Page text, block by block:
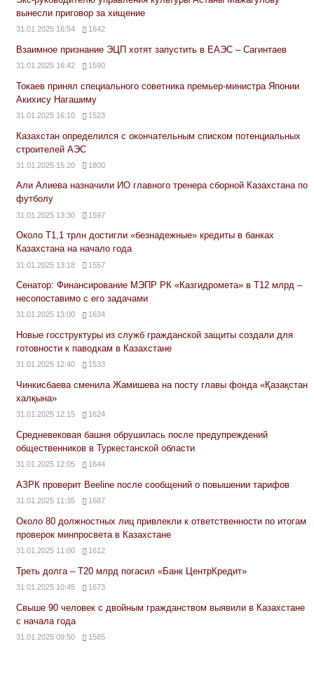
вынесли приговор за хищение
31.01.2025 16:54 1642
Взаимное признание ЭЦП хотят запустить в ЕАЭС – Сагинтаев
31.01.2025 16:42 1590
Токаев принял специального советника премьер-министра Японии
Акихису Нагашиму
31.01.2025 16:10 1523
Казахстан определился с окончательным списком потенциальных
строителей АЭС
31.01.2025 15:20 1800
Али Алиева назначили ИО главного тренера сборной Казахстана по
футболу
31.01.2025 13:30 1597
Около Т1,1 трлн достигли «безнадежные» кредиты в банках
Казахстана на начало года
31.01.2025 13:18 1557
Сенатор: Финансирование МЭПР РК «Казгидромета» в Т12 млрд –
несопоставимо с его задачами
31.01.2025 13:00 1634
Новые госструктуры из служб гражданской защиты создали для
готовности к паводкам в Казахстане
31.01.2025 12:40 1533
Чинкисбаева сменила Жамишева на посту главы фонда «Қазақстан
халқына»
31.01.2025 12:15 1624
Средневековая башня обрушилась после предупреждений
общественников в Туркестанской области
31.01.2025 12:05 1644
АЗРК проверит Beeline после сообщений о повышении тарифов
31.01.2025 11:35 1687
Около 80 должностных лиц привлекли к ответственности по итогам
проверок минпросвета в Казахстане
31.01.2025 11:00 1612
Треть долга – Т20 млрд погасил «Банк ЦентрКредит»
31.01.2025 10:45 1673
Свыше 90 человек с двойным гражданством выявили в Казахстане
с начала года
31.01.2025 09:50 1585